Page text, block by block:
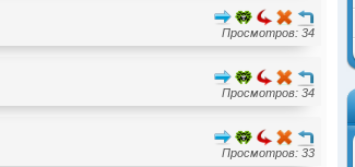
Просмотров: 34
Просмотров: 34
Просмотров: 33